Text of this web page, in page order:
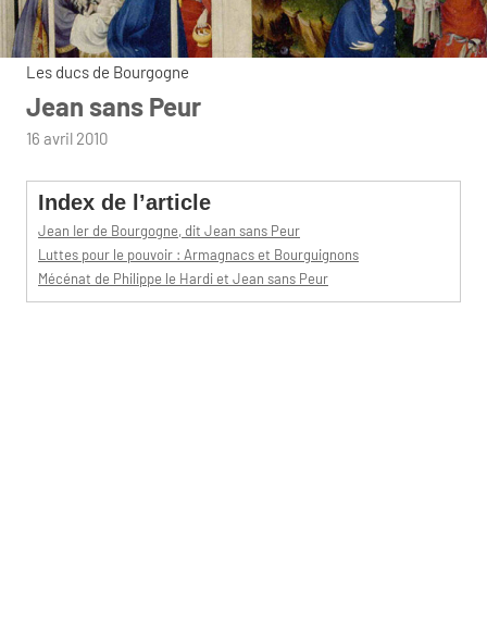
Les ducs de Bourgogne
Jean sans Peur
par
16 avril 2010
Index de l’article
Jean Ier de Bourgogne, dit Jean sans Peur
Luttes pour le pouvoir : Armagnacs et Bourguignons
Mécénat de Philippe le Hardi et Jean sans Peur